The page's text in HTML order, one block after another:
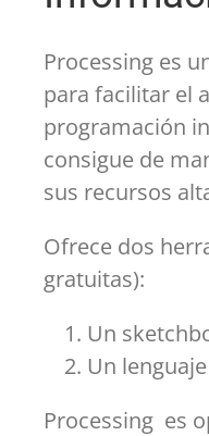
Processing es
para facilitar el
programación
consigue de
sus recursos
Ofrece dos
gratuitas):
Un
Un
Processing es